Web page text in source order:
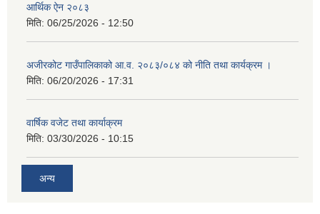
आर्थिक ऐन २०८३
मिति: 06/25/2026 - 12:50
अजीरकोट गाउँपालिकाको आ.व. २०८३/०८४ को नीति तथा कार्यक्रम ।
मिति: 06/20/2026 - 17:31
वार्षिक वजेट तथा कार्याक्रम
मिति: 03/30/2026 - 10:15
अन्य